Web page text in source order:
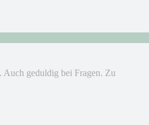
geduldig bei Fragen. Zu